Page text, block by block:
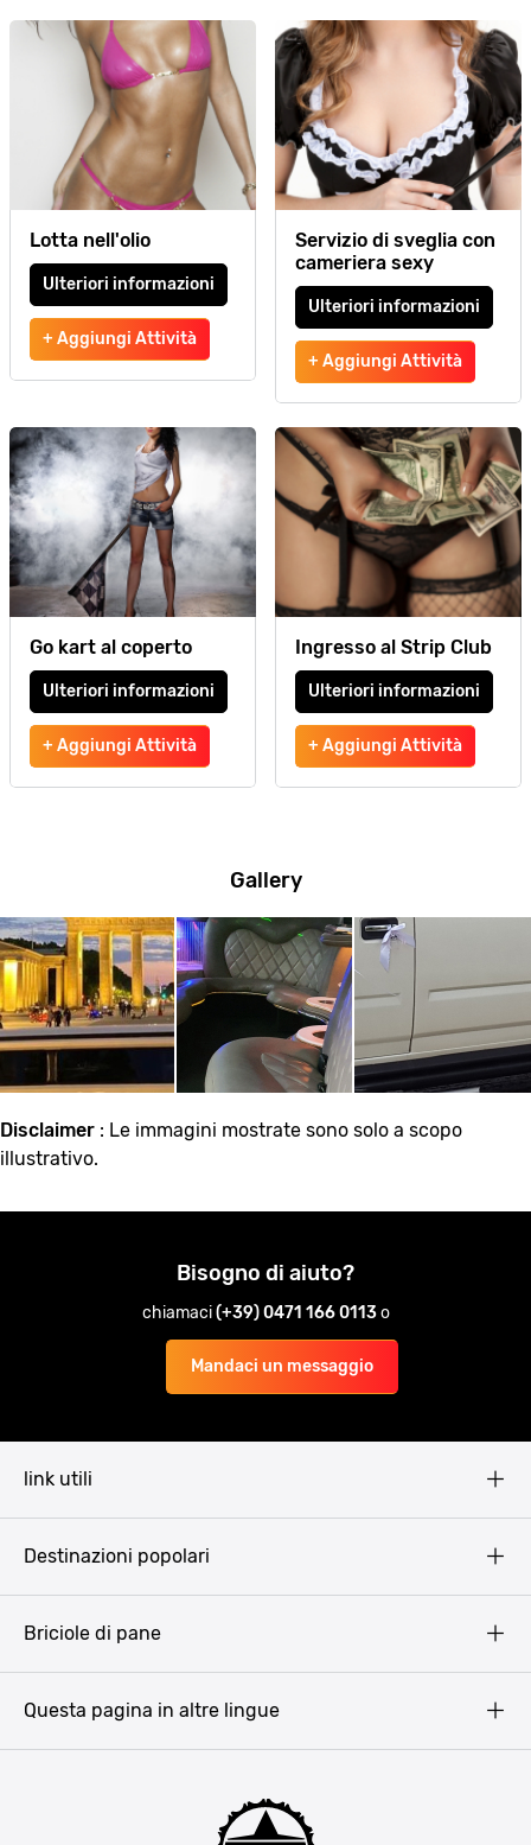
Lotta nell'olio
Ulteriori informazioni
+ Aggiungi Attività
Servizio di sveglia con
cameriera sexy
Ulteriori informazioni
+ Aggiungi Attività
Go kart al coperto
Ulteriori informazioni
+ Aggiungi Attività
Ingresso al Strip Club
Ulteriori informazioni
+ Aggiungi Attività
Gallery
Disclaimer : Le immagini mostrate sono solo a scopo
illustrativo.
Bisogno di aiuto?
chiamaci(+39) 0471 166 0113o
Mandaci un messaggio
link utili
Destinazioni popolari
Bucarest
Briciole di pane
Questa pagina in altre lingue